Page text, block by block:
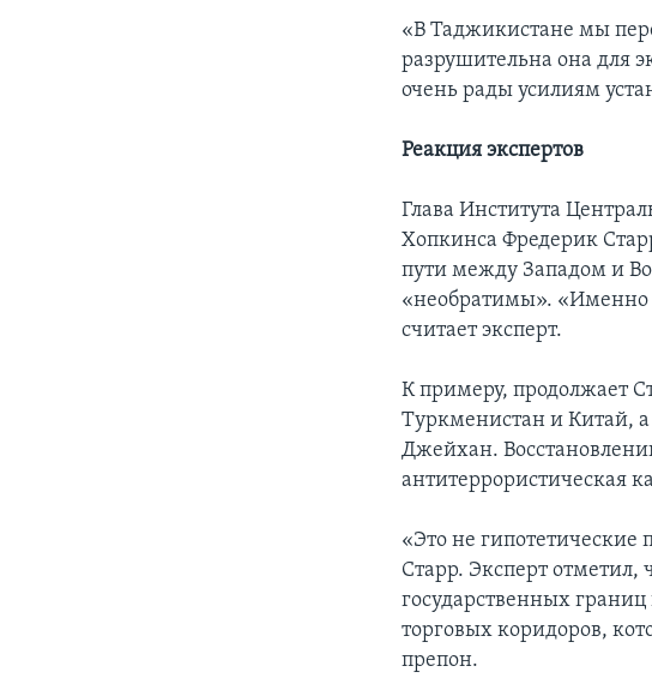
«В Таджикистане мы
разрушительна она для
очень рады усилиям
Реакция экспертов
Глава Института
Хопкинса Фредерик
пути между Западом и
«необратимы». «Именно
считает эксперт.
К примеру, продолжает
Туркменистан и Китай,
Джейхан.
антитеррористическая
«Это не гипотетические
Старр. Эксперт отметил,
государственных
торговых коридоров,
препон.